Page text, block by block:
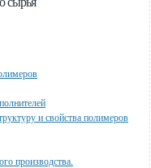
и свойства полимеров
производства.